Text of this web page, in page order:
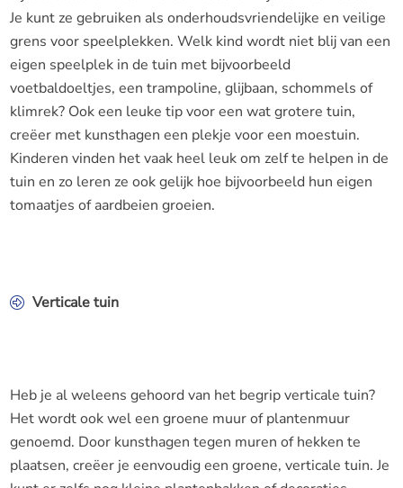
Je kunt ze gebruiken als onderhoudsvriendelijke en veilige
grens voor speelplekken. Welk kind wordt niet blij van een
eigen speelplek in de tuin met bijvoorbeeld
voetbaldoeltjes, een trampoline, glijbaan, schommels of
klimrek? Ook een leuke tip voor een wat grotere tuin,
creëer met kunsthagen een plekje voor een moestuin.
Kinderen vinden het vaak heel leuk om zelf te helpen in de
tuin en zo leren ze ook gelijk hoe bijvoorbeeld hun eigen
tomaatjes of aardbeien groeien.
Verticale tuin
Heb je al weleens gehoord van het begrip verticale tuin?
Het wordt ook wel een groene muur of plantenmuur
genoemd. Door kunsthagen tegen muren of hekken te
plaatsen, creëer je eenvoudig een groene, verticale tuin. Je